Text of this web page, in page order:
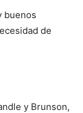
buenos
de
y Brunson,